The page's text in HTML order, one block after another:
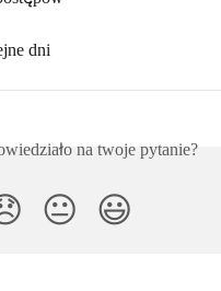
dni
na twoje pytanie?
😐 😃